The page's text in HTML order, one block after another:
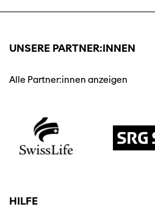
UNSERE PARTNER:INNEN
Alle Partner:innen anzeigen
HILFE